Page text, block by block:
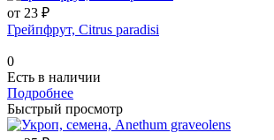
от 23 ₽
Грейпфрут, Citrus paradisi
0
Есть в наличии
Подробнее
Быстрый просмотр